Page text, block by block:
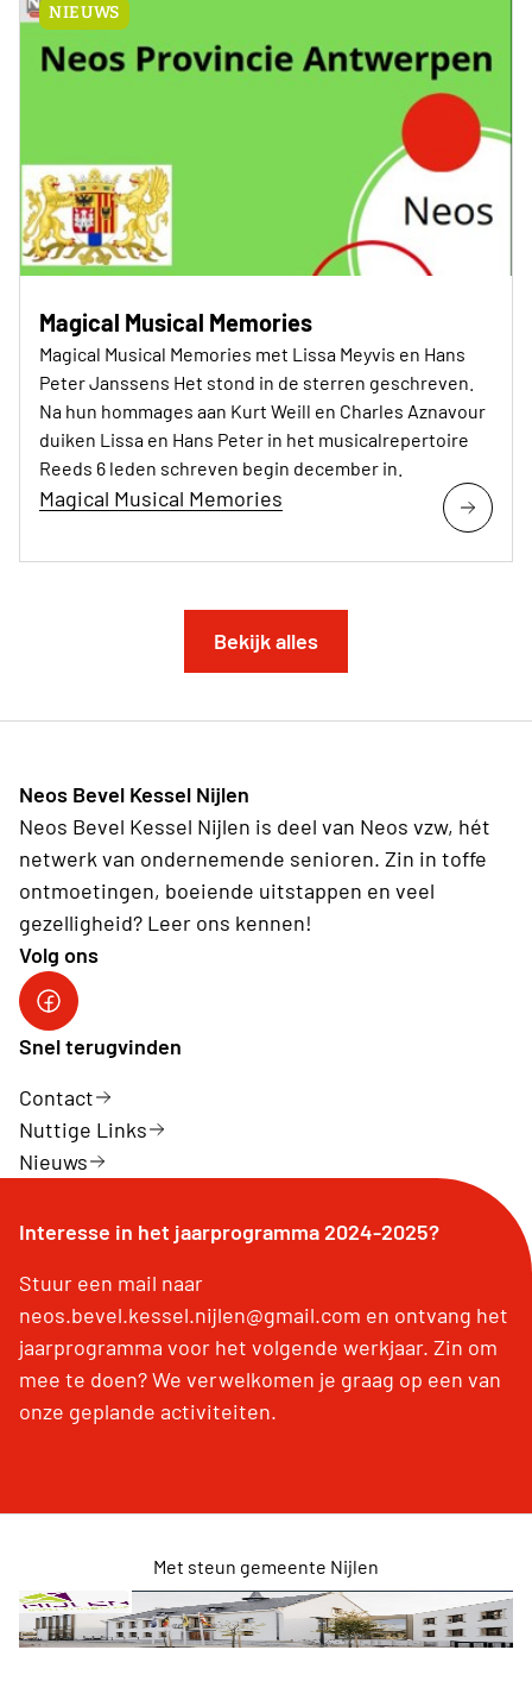
NIEUWS
Magical Musical Memories
Magical Musical Memories met Lissa Meyvis en Hans
Peter Janssens Het stond in de sterren geschreven.
Na hun hommages aan Kurt Weill en Charles Aznavour
duiken Lissa en Hans Peter in het musicalrepertoire
Reeds 6 leden schreven begin december in.
Magical Musical Memories
Bekijk alles
Neos Bevel Kessel Nijlen
Neos Bevel Kessel Nijlen is deel van Neos vzw, hét
netwerk van ondernemende senioren. Zin in toffe
ontmoetingen, boeiende uitstappen en veel
gezelligheid? Leer ons kennen!
Volg ons
Onze facebookpagina: Neos Bevel Kessel Nijlen
Snel terugvinden
Contact
Nuttige Links
Nieuws
Interesse in het jaarprogramma 2024-2025?
Stuur een mail naar
neos.bevel.kessel.nijlen@gmail.com en ontvang het
jaarprogramma voor het volgende werkjaar. Zin om
mee te doen? We verwelkomen je graag op een van
onze geplande activiteiten.
Met steun gemeente Nijlen